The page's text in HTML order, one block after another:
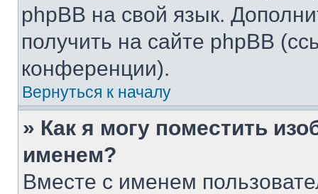
phpBB на свой язык.
получить на сайте phpBB
конференции).
Вернуться к началу
» Как я могу поместить
именем?
Вместе с именем